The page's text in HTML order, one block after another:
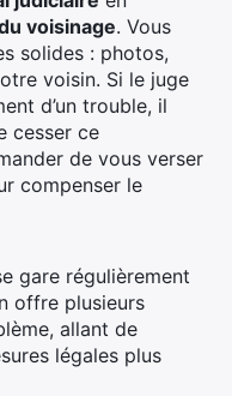
voisinage. Vous
solides : photos,
voisin. Si le juge
d’un trouble, il
cesser ce
de vous verser
compenser le
gare régulièrement
offre plusieurs
allant de
légales plus